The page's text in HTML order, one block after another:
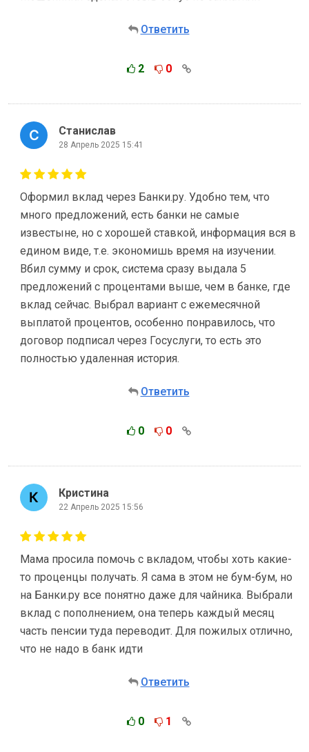
Ответить
2 0
Станислав
28 Апрель 2025 15:41
Оформил вклад через Банки.ру. Удобно тем, что
много предложений, есть банки не самые
известыне, но с хорошей ставкой, информация вся в
едином виде, т.е. экономишь время на изучении.
Вбил сумму и срок, система сразу выдала 5
предложений с процентами выше, чем в банке, где
вклад сейчас. Выбрал вариант с ежемесячной
выплатой процентов, особенно понравилось, что
договор подписал через Госуслуги, то есть это
полностью удаленная история.
Ответить
0 0
Кристина
22 Апрель 2025 15:56
Мама просила помочь с вкладом, чтобы хоть какие-
то проценцы получать. Я сама в этом не бум-бум, но
на Банки.ру все понятно даже для чайника. Выбрали
вклад с пополнением, она теперь каждый месяц
часть пенсии туда переводит. Для пожилых отлично,
что не надо в банк идти
Ответить
0 1